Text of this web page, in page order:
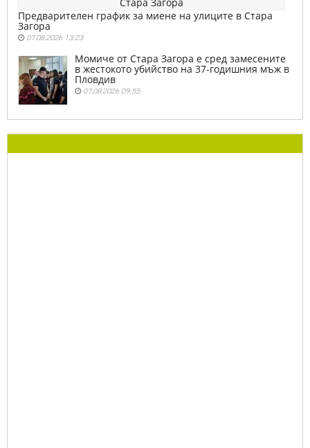
Предварителен график за миене на улиците в Стара
Загора
07.08.2026 13:23
Момиче от Стара Загора е сред замесените
в жестокото убийство на 37-годишния мъж в
Пловдив
07.08.2026 09:55